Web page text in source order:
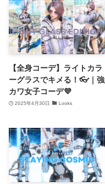
【全身コーデ】ライトカラ
ーグラスでキメる！👓｜強
カワ女子コーデ💜
2025年4月30日 Looks